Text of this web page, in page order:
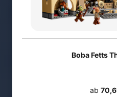
Boba Fetts
ab